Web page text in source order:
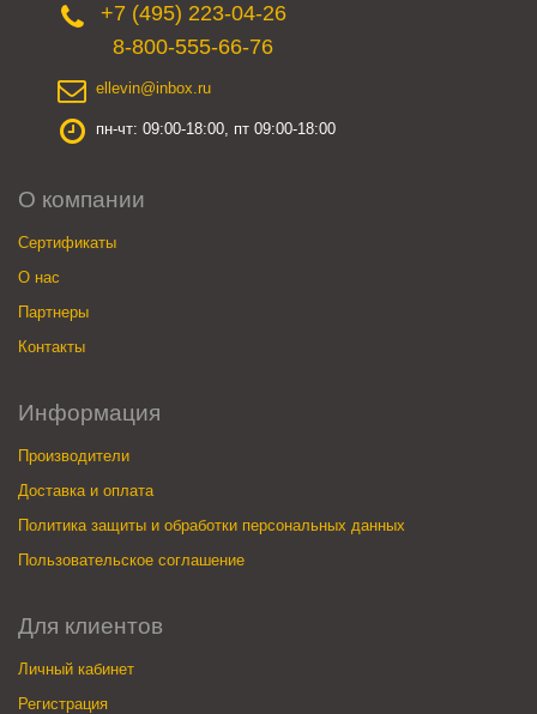
+7 (495) 223-04-26
8-800-555-66-76
ellevin@inbox.ru
пн-чт: 09:00-18:00, пт 09:00-18:00
О компании
Сертификаты
О нас
Партнеры
Контакты
Информация
Производители
Доставка и оплата
Политика защиты и обработки персональных данных
Пользовательское соглашение
Для клиентов
Личный кабинет
Регистрация